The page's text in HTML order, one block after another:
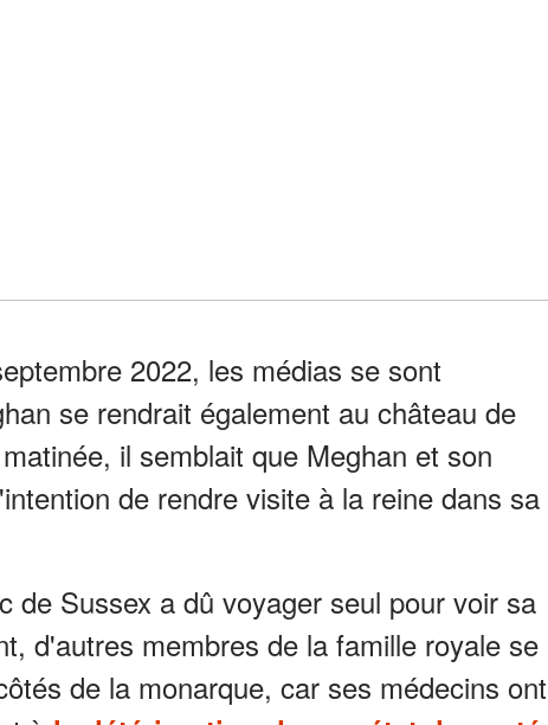
2022, les médias se sont
se rendrait également au château de
il semblait que Meghan et son
de rendre visite à la reine dans sa
de Sussex a dû voyager seul pour voir sa
d'autres membres de la famille royale se
de la monarque, car ses médecins ont